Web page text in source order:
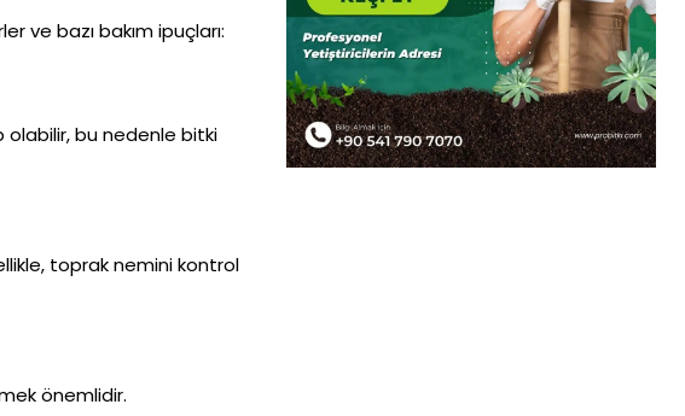
ve bazı bakım ipuçları:
olabilir, bu nedenle bitki
toprak nemini kontrol
önemlidir.